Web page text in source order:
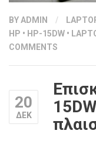
BYADMIN /
HP • HP-15DW •
COMMENTS
20
ΔΕΚ